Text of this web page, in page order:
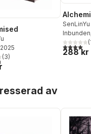
stjärnor. Totalt antal röster:
(3)
SenLinYu
Inbunden
4,0utav (
288 kr
av